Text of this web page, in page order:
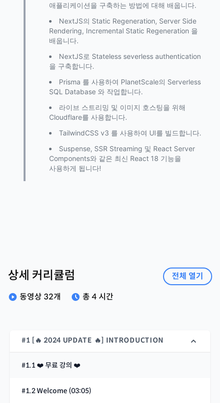
애플리케이션을 구축하는 방법에 대해 배웁니다.
NextJS의 Static Regeneration, Server Side
Rendering, Incremental Static Regeneration 을
배웁니다.
NextJS로 Stateless severless authentication
을 구축합니다.
Prisma 를 사용하여 PlanetScale의 Serverless
SQL Database 와 작업합니다.
라이브 스트리밍 및 이미지 호스팅을 위해
Cloudflare를 사용합니다.
TailwindCSS v3 를 사용하여 UI를 빌드합니다.
Suspense, SSR Streaming 및 React Server
Components와 같은 최신 React 18 기능을
사용하게 됩니다!
상세 커리큘럼
동영상 32개 총 4 시간
전체 열기
#1 [🔥 2024 UPDATE 🔥] INTRODUCTION
#1.1 ❤️ 무료 강의 ❤️
#1.2 Welcome (03:05)